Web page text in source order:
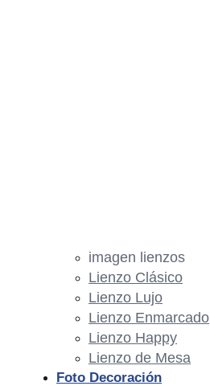
imagen lienzos
Lienzo Clásico
Lienzo Lujo
Lienzo Enmarcado
Lienzo Happy
Lienzo de Mesa
Foto Decoración